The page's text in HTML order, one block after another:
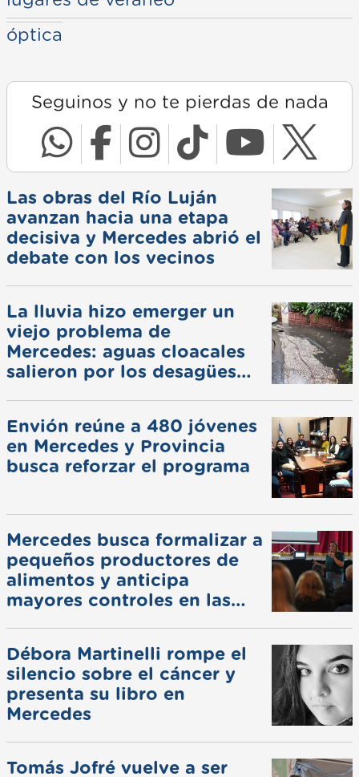
óptica
Seguinos y no te pierdas de nada
Las obras del Río Luján
avanzan hacia una etapa
decisiva y Mercedes abrió el
debate con los vecinos
La lluvia hizo emerger un
viejo problema de
Mercedes: aguas cloacales
salieron por los desagües
Envión reúne a 480 jóvenes
en Mercedes y Provincia
busca reforzar el programa
Mercedes busca formalizar a
pequeños productores de
alimentos y anticipa
mayores controles en las
Débora Martinelli rompe el
silencio sobre el cáncer y
presenta su libro en
Mercedes
Tomás Jofré vuelve a ser